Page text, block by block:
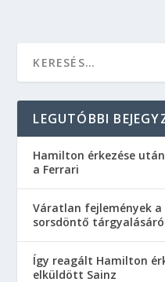
LEGUTÓBBI
Hamilton érkezése
a Ferrari
Váratlan fejlemények a
sorsdöntő
Így reagált Hamilton
elküldött Sainz